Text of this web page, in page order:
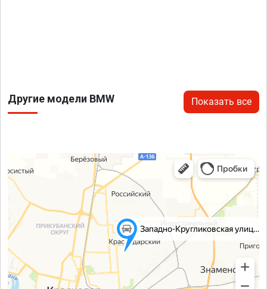
Другие модели BMW Показать все